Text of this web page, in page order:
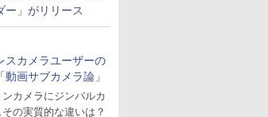
ー」がリリース
スカメラユーザーの
動画サブカメラ論」
カメラにジンバルカ
の実質的な違いは？